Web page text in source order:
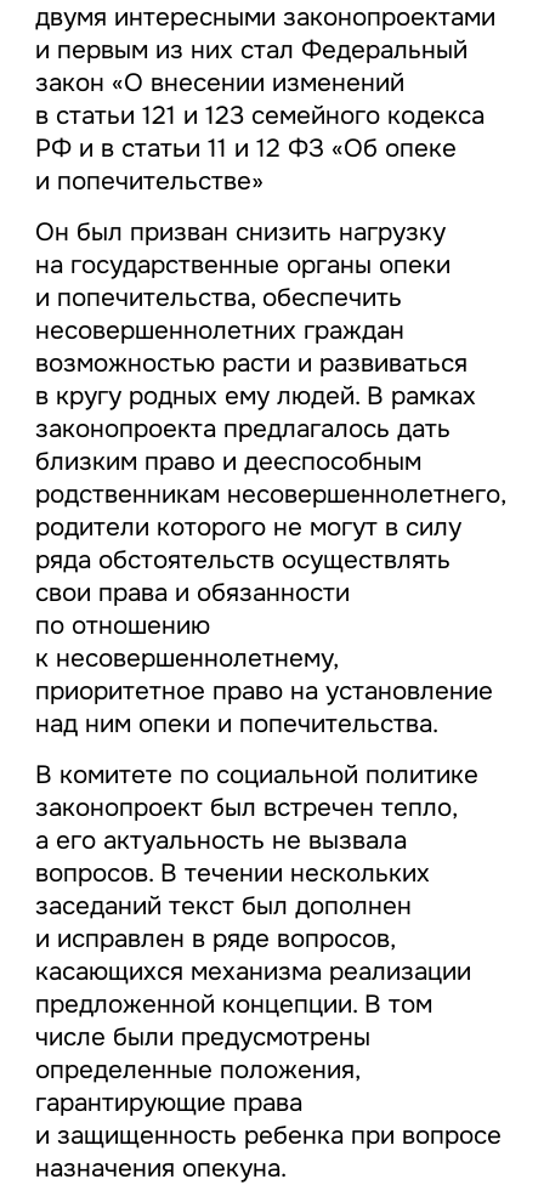
двумя интересными законопроектами
и первым из них стал Федеральный
закон «О внесении изменений
в статьи 121 и 123 семейного кодекса
РФ и в статьи 11 и 12 ФЗ «Об опеке
и попечительстве»
Он был призван снизить нагрузку
на государственные органы опеки
и попечительства, обеспечить
несовершеннолетних граждан
возможностью расти и развиваться
в кругу родных ему людей. В рамках
законопроекта предлагалось дать
близким право и дееспособным
родственникам несовершеннолетнего,
родители которого не могут в силу
ряда обстоятельств осуществлять
свои права и обязанности
по отношению
к несовершеннолетнему,
приоритетное право на установление
над ним опеки и попечительства.
В комитете по социальной политике
законопроект был встречен тепло,
а его актуальность не вызвала
вопросов. В течении нескольких
заседаний текст был дополнен
и исправлен в ряде вопросов,
касающихся механизма реализации
предложенной концепции. В том
числе были предусмотрены
определенные положения,
гарантирующие права
и защищенность ребенка при вопросе
назначения опекуна.